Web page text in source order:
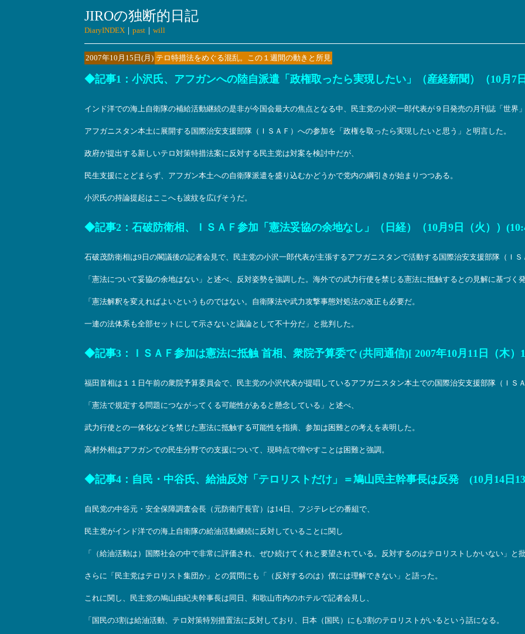
JIROの独断的日記
DiaryINDEX ｜ past ｜ will
2007年10月15日(月) テロ特措法をめぐる混乱。この１週間の動きと所見
◆記事1：小沢氏、アフガンへの陸自派遣「政権取ったら実現したい」（産経新聞）（10月7日
インド洋での海上自衛隊の補給活動継続の是非が今国会最大の焦点となる中、民主党の小沢一郎代表が９日発売の月刊誌「世界
アフガニスタン本土に展開する国際治安支援部隊（ＩＳＡＦ）への参加を「政権を取ったら実現したいと思う」と明言した。
政府が提出する新しいテロ対策特措法案に反対する民主党は対案を検討中だが、
民生支援にとどまらず、アフガン本土への自衛隊派遣を盛り込むかどうかで党内の綱引きが始まりつつある。
小沢氏の持論提起はここへも波紋を広げそうだ。
◆記事2：石破防衛相、ＩＳＡＦ参加「憲法妥協の余地なし」（日経）（10月9日（火））
石破茂防衛相は9日の閣議後の記者会見で、民主党の小沢一郎代表が主張するアフガニスタンで活動する国際治安支援部隊（Ｉ
「憲法について妥協の余地はない」と述べ、反対姿勢を強調した。海外での武力行使を禁じる憲法に抵触するとの見解に基づく
「憲法解釈を変えればよいというものではない。自衛隊法や武力攻撃事態対処法の改正も必要だ。
一連の法体系も全部セットにして示さないと議論として不十分だ」と批判した。
◆記事3：ＩＳＡＦ参加は憲法に抵触 首相、衆院予算委で (共同通信)[ 2007年10月11日（木）
福田首相は１１日午前の衆院予算委員会で、民主党の小沢代表が提唱しているアフガニスタン本土での国際治安支援部隊（ＩＳ
「憲法で規定する問題につながってくる可能性があると懸念している」と述べ、
武力行使との一体化などを禁じた憲法に抵触する可能性を指摘、参加は困難との考えを表明した。
高村外相はアフガンでの民生分野での支援について、現時点で増やすことは困難と強調。
◆記事4：自民・中谷氏、給油反対「テロリストだけ」＝鳩山民主幹事長は反発 (10月14日
自民党の中谷元・安全保障調査会長（元防衛庁長官）は14日、フジテレビの番組で、
民主党がインド洋での海上自衛隊の給油活動継続に反対していることに関し
「（給油活動は）国際社会の中で非常に評価され、ぜひ続けてくれと要望されている。反対するのはテロリストしかいない」と批
さらに「民主党はテロリスト集団か」との質問にも「（反対するのは）僕には理解できない」と語った。
これに関し、民主党の鳩山由紀夫幹事長は同日、和歌山市内のホテルで記者会見し、
「国民の3割は給油活動、テロ対策特別措置法に反対しており、日本（国民）にも3割のテロリストがいるという話になる。